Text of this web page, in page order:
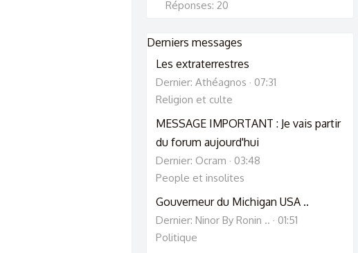
Réponses: 20
Derniers messages
Les extraterrestres
Dernier: Athéagnos
07:31
Religion et culte
MESSAGE IMPORTANT : Je vais partir
du forum aujourd'hui
Dernier: Ocram
03:48
People et insolites
Gouverneur du Michigan USA ..
Dernier: Ninor By Ronin ..
01:51
Politique